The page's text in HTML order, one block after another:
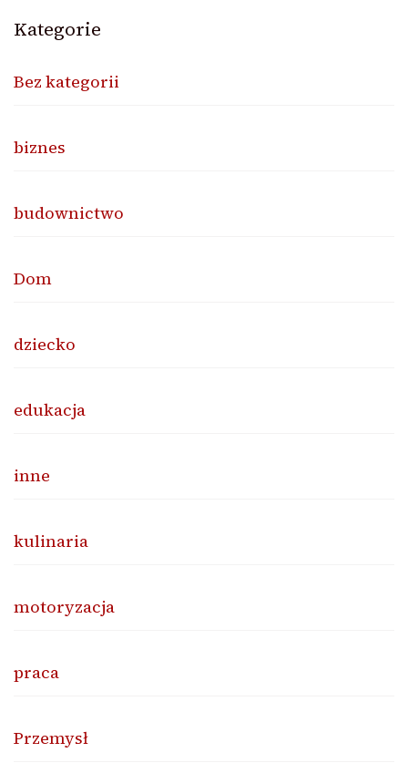
Kategorie
Bez kategorii
biznes
budownictwo
Dom
dziecko
edukacja
inne
kulinaria
motoryzacja
praca
Przemysł